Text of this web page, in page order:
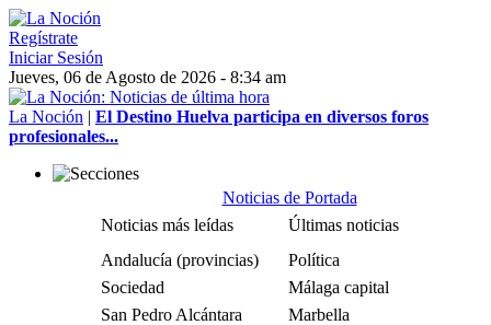
Regístrate
Iniciar Sesión
Jueves, 06 de Agosto de 2026 - 8:34 am
La Noción | El Destino Huelva participa en diversos foros
profesionales...
Noticias de Portada
Noticias más leídas
Últimas noticias
Andalucía (provincias)
Política
Sociedad
Málaga capital
San Pedro Alcántara
Marbella